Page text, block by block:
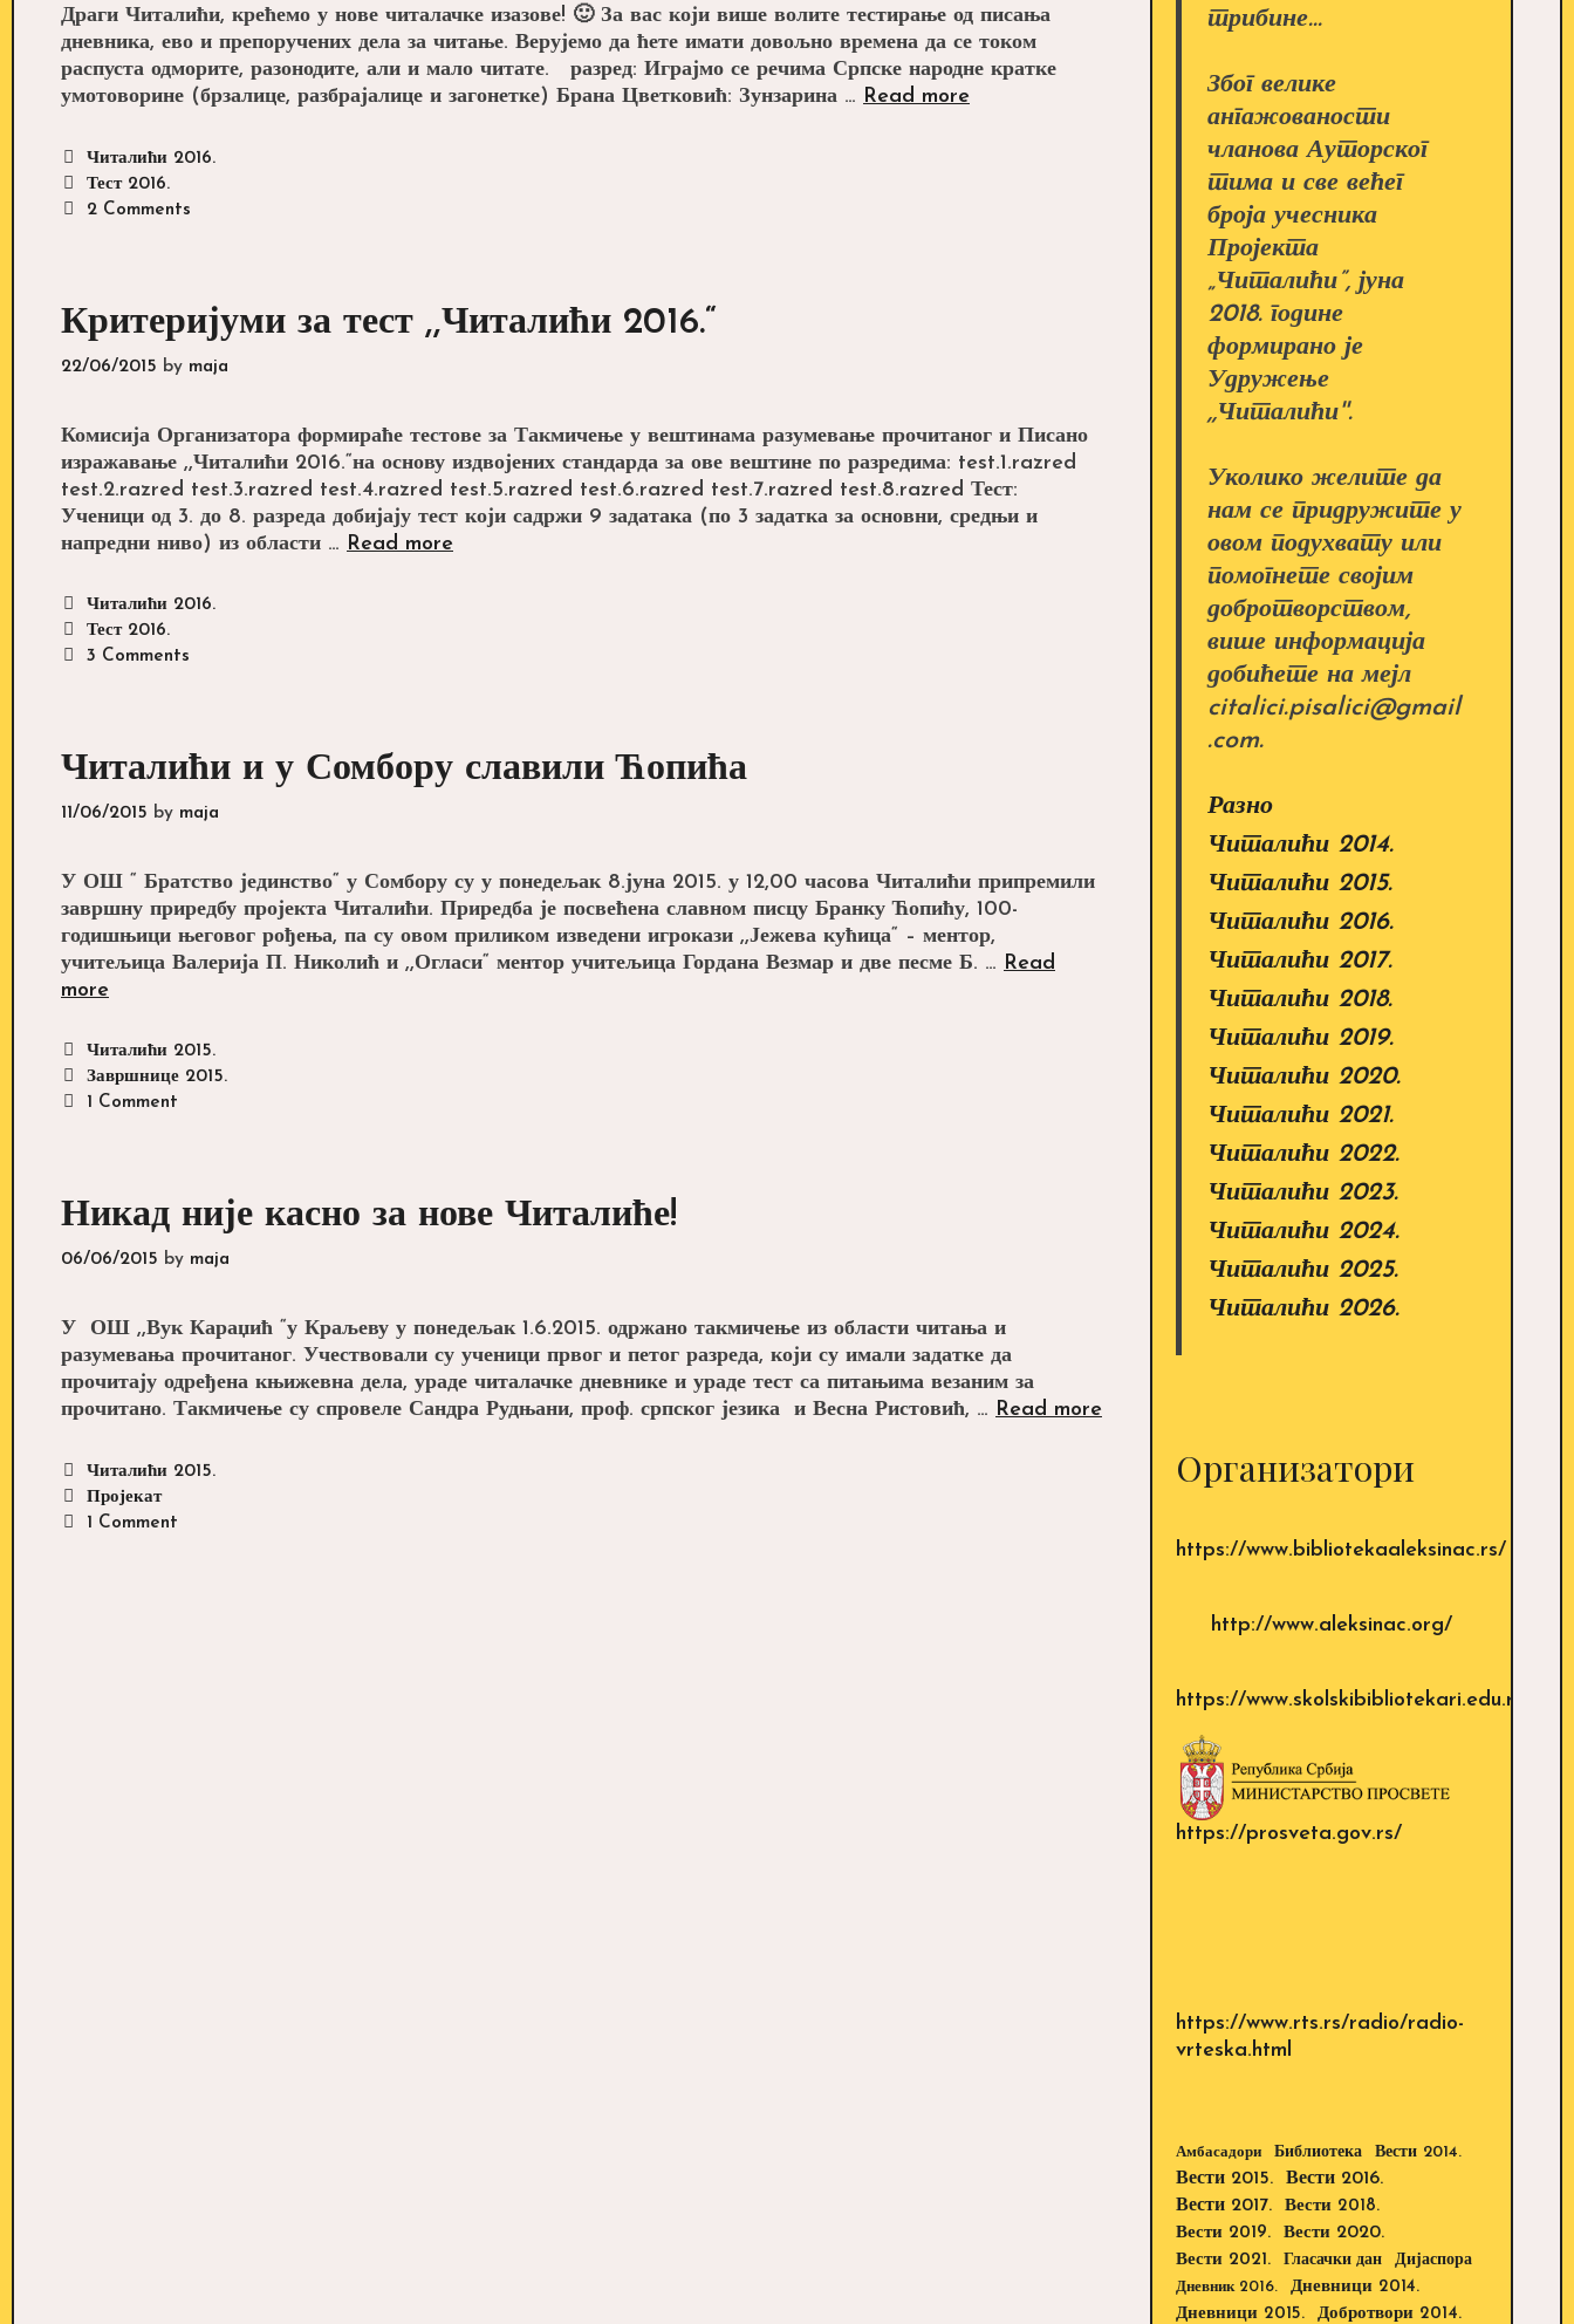
Драги Читалићи, крећемо у нове читалачке изазове! 🙂 За вас који више волите тестирање од писања
дневника, ево и препоручених дела за читање. Верујемо да ћете имати довољно времена да се током
распуста одморите, разонодите, али и мало читате. разред: Играјмо се речима Српске народне кратке
умотоворине (брзалице, разбрајалице и загонетке) Брана Цветковић: Зунзарина … Read moreСписак
Categories
Читалићи 2016.
Tags
Тест 2016.
2 Comments
Критеријуми за тест ,,Читалићи 2016.“
22/06/2015 by maja
Комисија Организатора формираће тестове за Такмичење у вештинама разумевање прочитаног и Писано
изражавање ,,Читалићи 2016.“на основу издвојених стандарда за ове вештине по разредима: test.1.razred
test.2.razred test.3.razred test.4.razred test.5.razred test.6.razred test.7.razred test.8.razred Тест:
Ученици од 3. до 8. разреда добијају тест који садржи 9 задатака (по 3 задатка за основни, средњи и
напредни ниво) из области … Read moreКритеријуми
Categories
Читалићи 2016.
Tags
Тест 2016.
3 Comments
Читалићи и у Сомбору славили Ћопића
11/06/2015 by maja
У ОШ “ Братство јединство“ у Сомбору су у понедељак 8.јуна 2015. у 12,00 часова Читалићи припремили
завршну приредбу пројекта Читалићи. Приредба је посвећена славном писцу Бранку Ћопићу, 100-
годишњици његовог рођења, па су овом приликом изведени игрокази ,,Јежева кућица“ – ментор,
учитељица Валерија П. Николић и ,,Огласи“ ментор учитељица Гордана Везмар и две песме Б. … Read
moreЧиталићи
у
Сомбору
славили
Categories
Читалићи 2015.
Tags
Завршнице 2015.
1 Comment
Никад није касно за нове Читалиће!
06/06/2015 by maja
У ОШ ,,Вук Караџић “у Краљеву у понедељак 1.6.2015. одржано такмичење из области читања и
разумевања прочитаног. Учествовали су ученици првог и петог разреда, који су имали задатке да
прочитају одређена књижевна дела, ураде читалачке дневнике и ураде тест са питањима везаним за
прочитано. Такмичење су спровеле Сандра Рудњани, проф. српског језика и Весна Ристовић, … Read moreНикад
Читалиће!
Categories
Читалићи 2015.
Tags
Пројекат
1 Comment
трибине...
Због велике
ангажованости
чланова Ауторског
тима и све већег
броја учесника
Пројекта
„Читалићи”, јуна
2018. године
формирано је
Удружење
,,Читалићи''.
Уколико желите да
нам се придружите у
овом подухвату или
помогнете својим
добротворством,
више информација
добићете на мејл
citalici.pisalici@gmail
.com.
Разно
Читалићи 2014.
Читалићи 2015.
Читалићи 2016.
Читалићи 2017.
Читалићи 2018.
Читалићи 2019.
Читалићи 2020.
Читалићи 2021.
Читалићи 2022.
Читалићи 2023.
Читалићи 2024.
Читалићи 2025.
Читалићи 2026.
Организатори
https://www.bibliotekaaleksinac.rs/
http://www.aleksinac.org/
https://www.skolskibibliotekari.edu.rs/
https://prosveta.gov.rs/
https://www.rts.rs/radio/radio-
vrteska.html
Амбасадори Библиотека Вести 2014.
Вести 2015.
Вести 2016.
Вести 2017.
Вести 2018.
Вести 2019.
Вести 2020.
Вести 2021.
Гласачки дан Дијаспора
Дневник 2016.
Дневници 2014.
Дневници 2015.
Добротвори 2014.